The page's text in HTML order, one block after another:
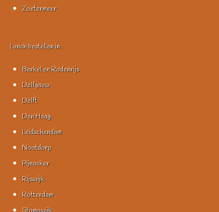
Zoetermeer
Lunch bestellen in
Berkel en Rodenrijs
Delfgauw
Delft
Den Haag
Leidschendam
Nootdorp
Pijnacker
Rijswijk
Rotterdam